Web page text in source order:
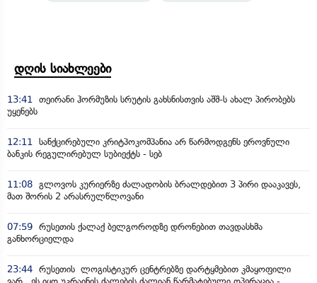
დღის სიახლეები
13:41
თეირანი ჰორმუზის სრუტის გახსნისთვის აშშ-ს ახალ პირობებს
უყენებს
12:11
სანქცირებული კრიტპოკომპანია არ წარმოდგენს ეროვნული
ბანკის რეგულირებულ სუბიექტს - სებ
11:08 გლოვოს კურიერზე ძალადობის ბრალდებით 3 პირი დააკავეს,
მათ შორის 2 არასრულწლოვანი
07:59 რუსეთის ქალაქ ბელგოროდზე დრონებით თავდასხმა
განხორციელდა
23:44 რუსეთის ლოგისტიკურ ცენტრებზე დარტყმებით კმაყოფილი